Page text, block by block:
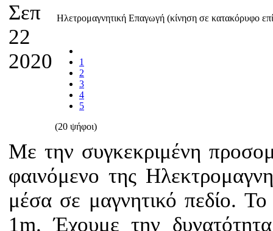
Σεπ
22
2020
Ηλετρομαγνητική Επαγωγή (κίνηση σε κατακόρυφο
1
2
3
4
5
(20 ψήφοι)
Με την συγκεκριμένη
φαινόμενο της
μέσα σε μαγνητικό πεδίο.
1m. Έχουμε την